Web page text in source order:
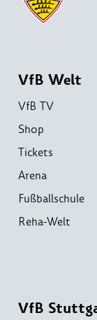
VfB Welt
VfB TV
Shop
Tickets
Arena
Fußballschule
Reha-Welt
VfB